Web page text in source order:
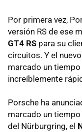
Por primera vez,
versión RS de ese
GT4 RS para su
circuitos. Y el
marcado un
increíblemente
Porsche ha
marcado un
del Nürburgring, el